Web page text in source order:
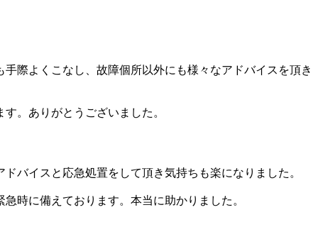
際よくこなし、故障個所以外にも様々なアドバイスを頂き
。ありがとうございました。
バイスと応急処置をして頂き気持ちも楽になりました。
時に備えております。本当に助かりました。